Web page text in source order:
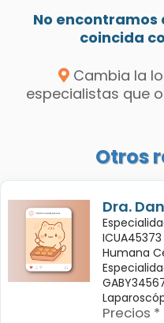
No encontramos
coincida
Cambia la
especialistas que
Otros
Dra.
ICUA45373
Humana
Precios